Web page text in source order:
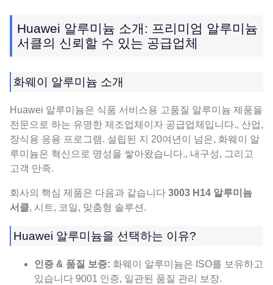
Huawei 알루미늄 소개: 프리미엄 알루미늄
서클의 신뢰할 수 있는 공급업체
화웨이 알루미늄 소개
Huawei 알루미늄은 식품 서비스용 고품질 알루미늄 제품을
전문으로 하는 유명한 제조업체이자 공급업체입니다., 산업,
장식용 응용 프로그램. 설립된 지 20여년이 넘은, 화웨이 알
루미늄은 혁신으로 명성을 쌓아왔습니다., 내구성, 그리고
고객 만족.
회사의 핵심 제품은 다음과 같습니다 3003 H14 알루미늄
서클, 시트, 코일, 맞춤형 솔루션.
Huawei 알루미늄을 선택하는 이유?
인증 & 품질 보증: 화웨이 알루미늄은 ISO를 보유하고
있습니다 9001 인증, 일관된 품질 관리 보장.